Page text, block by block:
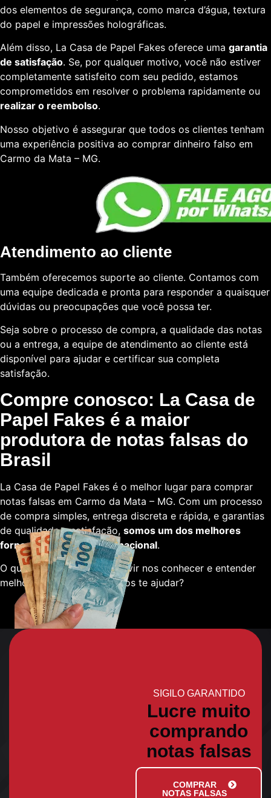
dos elementos de segurança, como marca d’água, textura
do papel e impressões holográficas.
Além disso, La Casa de Papel Fakes oferece uma garantia
de satisfação. Se, por qualquer motivo, você não estiver
completamente satisfeito com seu pedido, estamos
comprometidos em resolver o problema rapidamente ou
realizar o reembolso.
Nosso objetivo é assegurar que todos os clientes tenham
uma experiência positiva ao comprar dinheiro falso em
Carmo da Mata – MG.
Atendimento ao cliente
Também oferecemos suporte ao cliente. Contamos com
uma equipe dedicada e pronta para responder a quaisquer
dúvidas ou preocupações que você possa ter.
Seja sobre o processo de compra, a qualidade das notas
ou a entrega, a equipe de atendimento ao cliente está
disponível para ajudar e certificar sua completa
satisfação.
Compre conosco: La Casa de
Papel Fakes é a maior
produtora de notas falsas do
Brasil
La Casa de Papel Fakes é o melhor lugar para comprar
notas falsas em Carmo da Mata – MG. Com um processo
de compra simples, entrega discreta e rápida, e garantias
de qualidade e satisfação, somos um dos melhores
fornecedores em escala nacional.
O que está esperando para vir nos conhecer e entender
melhor sobre como podemos te ajudar?
SIGILO GARANTIDO
Lucre muito
comprando
notas falsas
COMPRAR
NOTAS FALSAS